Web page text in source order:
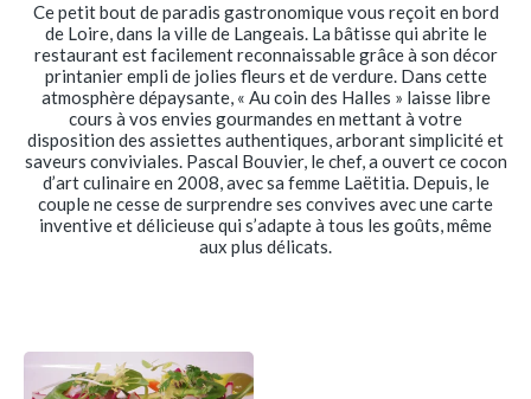
Ce petit bout de paradis gastronomique vous reçoit en bord
de Loire, dans la ville de Langeais. La bâtisse qui abrite le
restaurant est facilement reconnaissable grâce à son décor
printanier empli de jolies fleurs et de verdure. Dans cette
atmosphère dépaysante, « Au coin des Halles » laisse libre
cours à vos envies gourmandes en mettant à votre
disposition des assiettes authentiques, arborant simplicité et
saveurs conviviales. Pascal Bouvier, le chef, a ouvert ce cocon
d’art culinaire en 2008, avec sa femme Laëtitia. Depuis, le
couple ne cesse de surprendre ses convives avec une carte
inventive et délicieuse qui s’adapte à tous les goûts, même
aux plus délicats.